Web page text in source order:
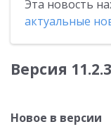
Эта новость
актуальные
Версия
Новое в версии